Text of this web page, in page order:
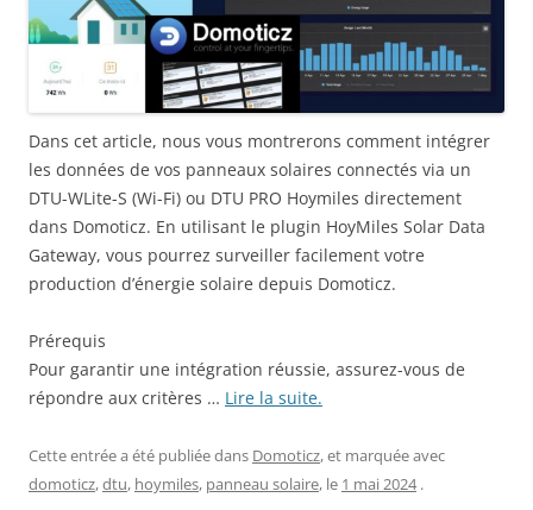
Dans cet article, nous vous montrerons comment intégrer
les données de vos panneaux solaires connectés via un
DTU-WLite-S (Wi-Fi) ou DTU PRO Hoymiles directement
dans Domoticz. En utilisant le plugin HoyMiles Solar Data
Gateway, vous pourrez surveiller facilement votre
production d’énergie solaire depuis Domoticz.
Prérequis
Pour garantir une intégration réussie, assurez-vous de
répondre aux critères … Lire la suite.
Cette entrée a été publiée dans Domoticz, et marquée avec
domoticz,dtu, hoymiles, panneau solaire, le 1 mai 2024 .